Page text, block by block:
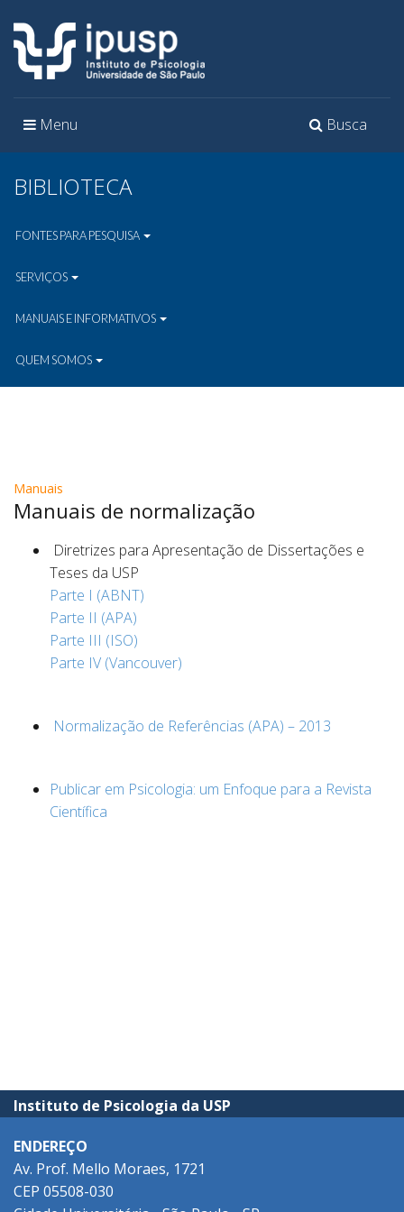
Toggle
Busca
Toggle
Menu
BIBLIOTECA
FONTES PARA PESQUISA
SERVIÇOS
MANUAIS E INFORMATIVOS
QUEM SOMOS
Manuais
Manuais de normalização
Diretrizes para Apresentação de Dissertações e
Teses da USP
Parte I (ABNT)
Parte II (APA)
Parte III (ISO)
Parte IV (Vancouver)
Normalização de Referências (APA) – 2013
Publicar em Psicologia: um Enfoque para a Revista
Científica
Instituto de Psicologia da USP
ENDEREÇO
Av. Prof. Mello Moraes, 1721
CEP 05508-030